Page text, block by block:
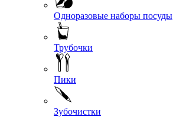
Одноразовые наборы посуды
Трубочки
Пики
Зубочистки